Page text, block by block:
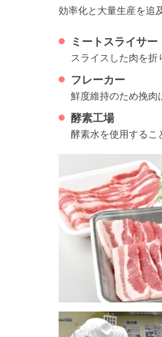
効率化と大量生産を追
ミートスライサー
スライスした肉を折
フレーカー
鮮度維持のため挽肉
酵素工場
酵素水を使用する